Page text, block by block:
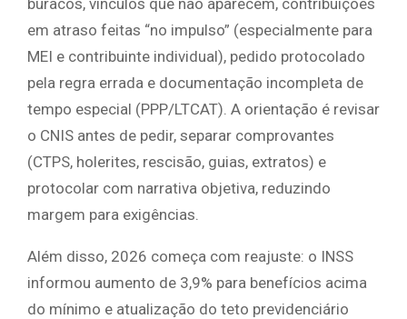
em atraso feitas “no impulso” (especialmente para
MEI e contribuinte individual), pedido protocolado
pela regra errada e documentação incompleta de
tempo especial (PPP/LTCAT). A orientação é revisar
o CNIS antes de pedir, separar comprovantes
(CTPS, holerites, rescisão, guias, extratos) e
protocolar com narrativa objetiva, reduzindo
margem para exigências.
Além disso, 2026 começa com reajuste: o INSS
informou aumento de 3,9% para benefícios acima
do mínimo e atualização do teto previdenciário